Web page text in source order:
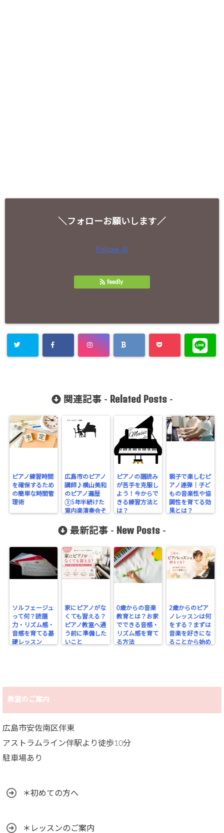
＼フォローお願いします／
Follow @
feedly
関連記事 - Related Posts-
ピアノ練習時間
を確保するため
の簡単な時間管
理術
広島市のピアノ
講師♪横山美和
のピアノ遍歴
③5年半続けた
室内楽演奏会そ
夢
ピアノの譜読み
が苦手を克服し
よう！今からで
きる練習方法と
は？
親子で楽しむピ
アノ連弾｜子ど
もの音楽性や協
調性を育てる効
果とは？
最新記事 - New Posts -
ソルフェージュ
って何？読譜
力・リズム感・
音感を育てる基
礎レッスン
家にピアノがな
くても習える？
ピアノ教室へ通
う前に準備した
いこと
0歳からの音楽
教育とは？お家
でできる音感・
リズム感を育て
る方法
2歳からのピア
ノレッスンは何
をする？まずは
音楽を好きにな
ることから始め
教室のご案内
広島市安佐南区伴東
アストラムライン伴駅より徒歩10分
駐車場あり
＊初めての方へ
＊レッスンのご案内